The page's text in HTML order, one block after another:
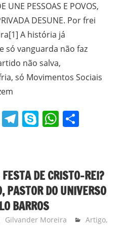
UNE PESSOAS E POVOS,
DESUNE. Por frei
A história já
só vanguarda não faz
não salva,
só Movimentos Sociais
Telegram
SkypeShare
DE CRISTO-REI?
PASTOR DO UNIVERSO
BARROS
Gilvander Moreira Artigo,